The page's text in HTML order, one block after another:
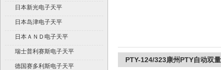
日本新光电子天平
日本岛津电子天平
日本ＡＮＤ电子天平
瑞士普利赛斯电子天平
德国赛多利斯电子天平
PTY-124/323康州PTY自动双